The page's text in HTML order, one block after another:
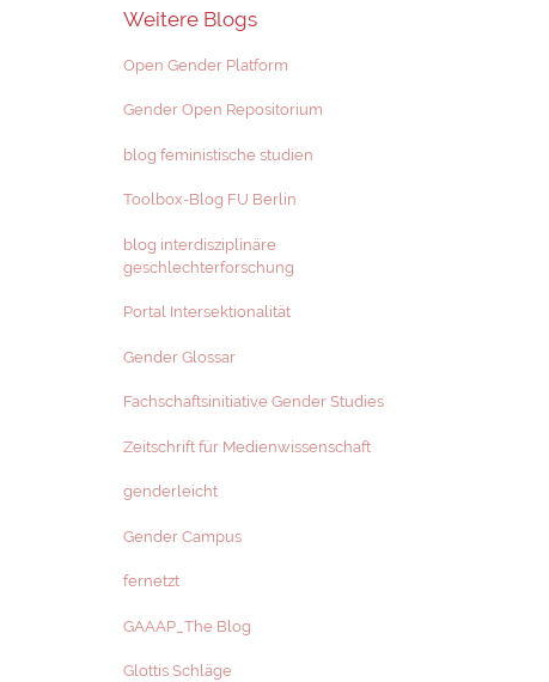
Weitere Blogs
Open Gender Platform
Gender Open Repositorium
blog feministische studien
Toolbox-Blog FU Berlin
blog interdisziplinäre
geschlechterforschung
Portal Intersektionalität
Gender Glossar
Fachschaftsinitiative Gender Studies
Zeitschrift für Medienwissenschaft
genderleicht
Gender Campus
fernetzt
GAAAP_The Blog
Glottis Schläge